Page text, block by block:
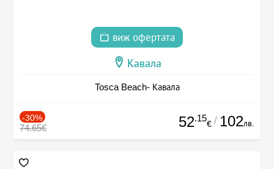
виж офертата
Кавала
Tosca Beach- Кавала
-30%
74.65€ 52.15
€ / 102лв.